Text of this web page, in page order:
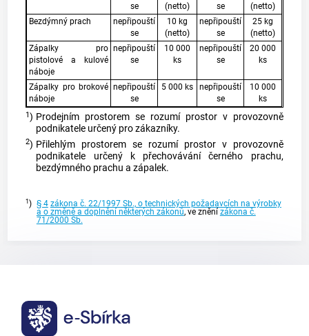
se
(netto)
se
(netto)
Bezdýmný prach
nepřipouští
se
10 kg
(netto)
nepřipouští
se
25 kg
(netto)
Zápalky pro
pistolové a kulové
náboje
nepřipouští
se
10 000
ks
nepřipouští
se
20 000
ks
Zápalky pro brokové
náboje
nepřipouští
se
5 000 ks
nepřipouští
se
10 000
ks
1) Prodejním prostorem se rozumí prostor v provozovně
podnikatele určený pro zákazníky.
2) Přilehlým prostorem se rozumí prostor v provozovně
podnikatele určený k přechovávání černého prachu,
bezdýmného prachu a zápalek.
1) § 4 zákona č. 22/1997 Sb., o technických požadavcích na výrobky
a o změně a doplnění některých zákonů, ve znění zákona č.
71/2000 Sb.